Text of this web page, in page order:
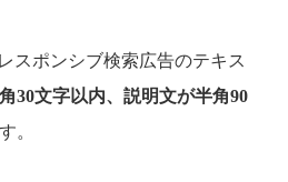
スポンシブ検索広告のテキス
30文字以内、説明文が半角90
。